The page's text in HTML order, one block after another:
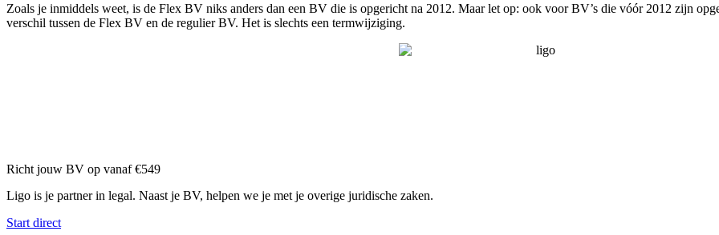
Zoals je inmiddels weet, is de Flex BV niks anders dan een BV die is opgericht na 2012. Maar let op: ook voor BV’s die vóór 2012 zijn
verschil tussen de Flex BV en de regulier BV. Het is slechts een termwijziging.
Richt jouw BV op vanaf €549
Ligo is je partner in legal. Naast je BV, helpen we je met je overige juridische zaken.
Start direct